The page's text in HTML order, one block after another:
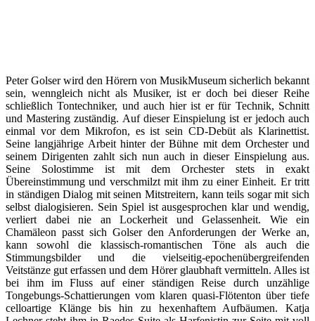
Peter Golser wird den Hörern von MusikMuseum sicherlich bekannt
sein, wenngleich nicht als Musiker, ist er doch bei dieser Reihe
schließlich Tontechniker, und auch hier ist er für Technik, Schnitt
und Mastering zuständig. Auf dieser Einspielung ist er jedoch auch
einmal vor dem Mikrofon, es ist sein CD-Debüt als Klarinettist.
Seine langjährige Arbeit hinter der Bühne mit dem Orchester und
seinem Dirigenten zahlt sich nun auch in dieser Einspielung aus.
Seine Solostimme ist mit dem Orchester stets in exakt
Übereinstimmung und verschmilzt mit ihm zu einer Einheit. Er tritt
in ständigen Dialog mit seinen Mitstreitern, kann teils sogar mit sich
selbst dialogisieren. Sein Spiel ist ausgesprochen klar und wendig,
verliert dabei nie an Lockerheit und Gelassenheit. Wie ein
Chamäleon passt sich Golser den Anforderungen der Werke an,
kann sowohl die klassisch-romantischen Töne als auch die
Stimmungsbilder und die vielseitig-epochenübergreifenden
Veitstänze gut erfassen und dem Hörer glaubhaft vermitteln. Alles ist
bei ihm im Fluss auf einer ständigen Reise durch unzählige
Tongebungs-Schattierungen vom klaren quasi-Flötenton über tiefe
celloartige Klänge bis hin zu hexenhaftem Aufbäumen. Katja